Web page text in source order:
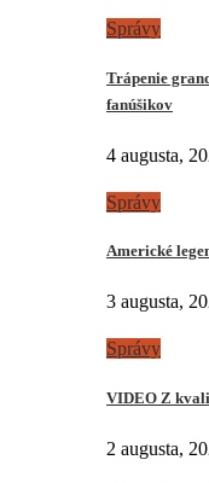
Správy
Trápenie
fanúšikov
4 augusta,
Správy
Americké
3 augusta,
Správy
VIDEO Z
2 augusta,